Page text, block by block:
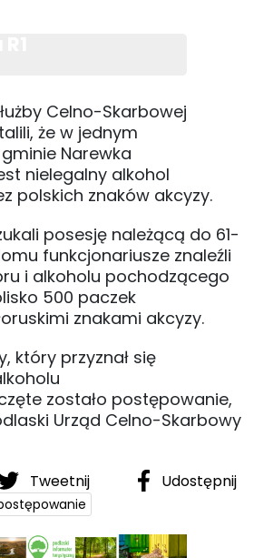
Celno-Skarbowej
że w jednym
Narewka
nielegalny alkohol
polskich znaków akcyzy.
posesję należącą do 61-
funkcjonariusze znaleźli
i alkoholu pochodzącego
500 paczek
znakami akcyzy.
który przyznał się
zostało postępowanie,
Urząd Celno-Skarbowy
Tweetnij Udostępnij